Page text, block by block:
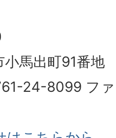
馬出町91番地
24-8099 フ